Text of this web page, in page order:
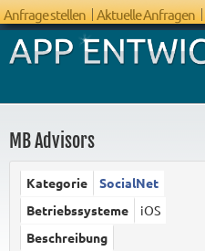
Anfrage stellen Aktuelle Anfragen
MB Advisors
Kategorie
SocialNet
Betriebssysteme
iOS
Beschreibung